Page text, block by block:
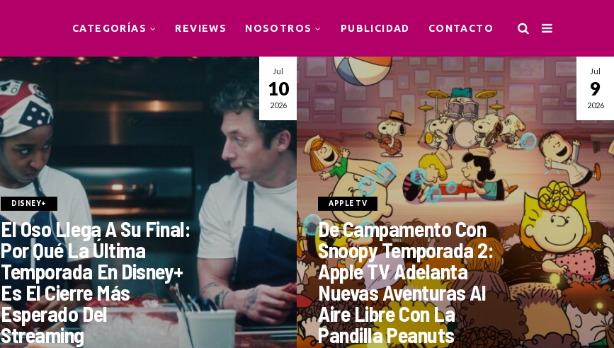
CATEGORÍAS REVIEWS NOSOTROS PUBLICIDAD CONTACTO
Jul
10
2026
DISNEY+
El Oso Llega A Su Final:
Por Qué La Última
Temporada En Disney+
Es El Cierre Más
Esperado Del
Streaming
Jul
9
2026
APPLE TV
De Campamento Con
Snoopy Temporada 2:
Apple TV Adelanta
Nuevas Aventuras Al
Aire Libre Con La
Pandilla Peanuts